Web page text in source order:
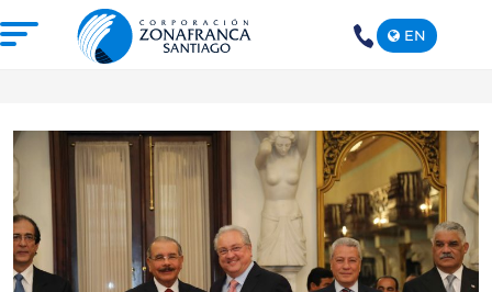
EN
NOSOTROS
NUESTRA ZONA FRANCA
REPÚBLICA DOMINICANA
PRENSA
SOSTENIBILIDAD